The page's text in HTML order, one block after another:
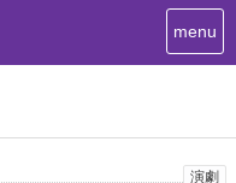
T
o
menu
演劇